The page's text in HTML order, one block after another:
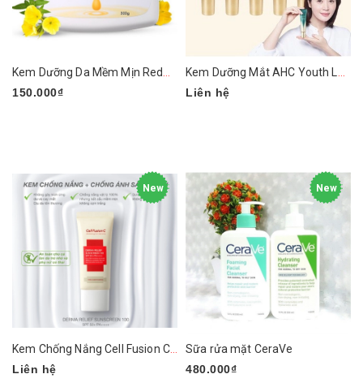
150.000₫
Liên hệ
New
Kem Chống Nắng Cell Fusion C Derma Relief Suncreen 100 SPF 50+ PA++++
Liên hệ
New
Sữa rửa mặt CeraVe
480.000₫